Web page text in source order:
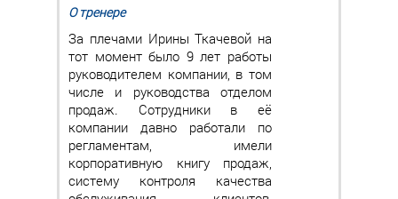
О тренере
За плечами Ирины Ткачевой на
тот момент было 9 лет работы
руководителем компании, в том
числе и руководства отделом
продаж. Сотрудники в её
компании давно работали по
регламентам, имели
корпоративную книгу продаж,
систему контроля качества